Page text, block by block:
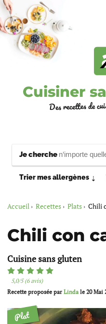
Cuisiner
Des recettes de
Je cherche
Trier mes allergènes ⇣
Accueil Recettes Plats Chili
Chili con
Cuisine sans gluten
5,0/5 (6 avis)
Recette proposée par Linda le 20 Mai
Plat